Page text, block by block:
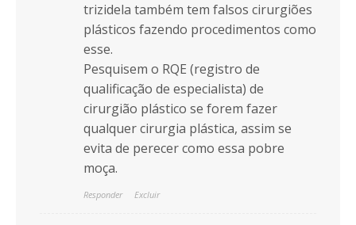
trizidela também tem falsos cirurgiões
plásticos fazendo procedimentos como
esse.
Pesquisem o RQE (registro de
qualificação de especialista) de
cirurgião plástico se forem fazer
qualquer cirurgia plástica, assim se
evita de perecer como essa pobre
moça.
Responder Excluir